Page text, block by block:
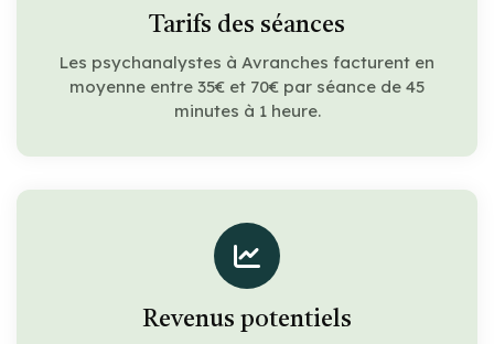
Tarifs des séances
Les psychanalystes à Avranches facturent en
moyenne entre 35€ et 70€ par séance de 45
minutes à 1 heure.
Revenus potentiels